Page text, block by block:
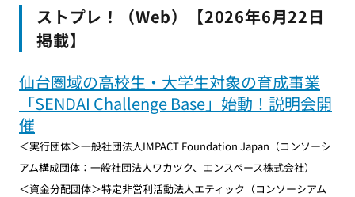
ストプレ！（Web）【2026年6月22日
掲載】
仙台圏域の高校生・大学生対象の育成事業
「SENDAI Challenge Base」始動！説明会開
催
＜実行団体＞一般社団法人IMPACT Foundation Japan（コンソーシ
アム構成団体：一般社団法人ワカツク、エンスペース株式会社）
＜資金分配団体＞特定非営利活動法人エティック（コンソーシアム